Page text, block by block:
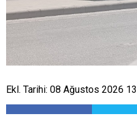
Ekl. Tarihi: 08 Ağustos 2026